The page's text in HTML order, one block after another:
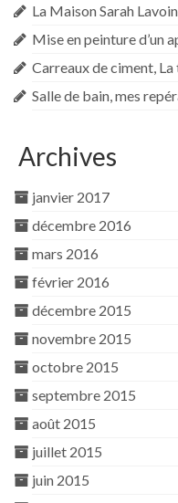
La Maison Sarah
Mise en peinture d’un
Carreaux de ciment,
Salle de bain, mes
Archives
janvier 2017
décembre 2016
mars 2016
février 2016
décembre 2015
novembre 2015
octobre 2015
septembre 2015
août 2015
juillet 2015
juin 2015